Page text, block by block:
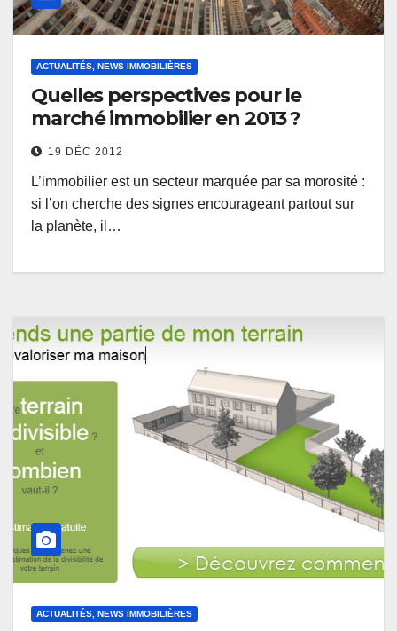
ACTUALITÉS, NEWS IMMOBILIÈRES
Quelles perspectives pour le
marché immobilier en 2013 ?
19 DÉC 2012
L’immobilier est un secteur marquée par sa morosité :
si l’on cherche des signes encourageant partout sur
la planète, il…
ACTUALITÉS, NEWS IMMOBILIÈRES